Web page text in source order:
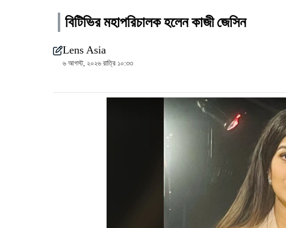
বিটিভির মহাপরিচালক হলেন কাজী জেসিন
Lens Asia
৬ আগস্ট, ২০২৬ রাত্রি ১০:৩৩